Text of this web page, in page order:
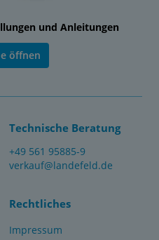
und Anleitungen
öffnen
Technische Beratung
+49 561 95885-9
verkauf@landefeld.de
Rechtliches
Impressum